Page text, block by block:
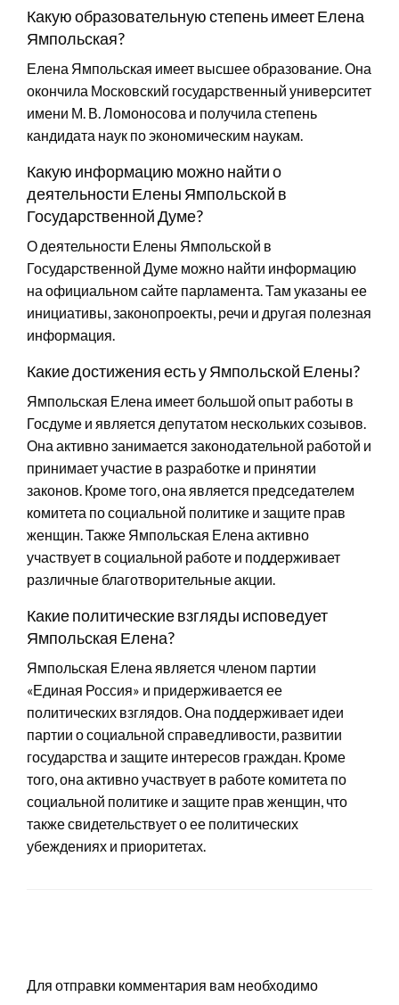
Какую образовательную степень имеет Елена
Ямпольская?
Елена Ямпольская имеет высшее образование. Она
окончила Московский государственный университет
имени М. В. Ломоносова и получила степень
кандидата наук по экономическим наукам.
Какую информацию можно найти о
деятельности Елены Ямпольской в
Государственной Думе?
О деятельности Елены Ямпольской в
Государственной Думе можно найти информацию
на официальном сайте парламента. Там указаны ее
инициативы, законопроекты, речи и другая полезная
информация.
Какие достижения есть у Ямпольской Елены?
Ямпольская Елена имеет большой опыт работы в
Госдуме и является депутатом нескольких созывов.
Она активно занимается законодательной работой и
принимает участие в разработке и принятии
законов. Кроме того, она является председателем
комитета по социальной политике и защите прав
женщин. Также Ямпольская Елена активно
участвует в социальной работе и поддерживает
различные благотворительные акции.
Какие политические взгляды исповедует
Ямпольская Елена?
Ямпольская Елена является членом партии
«Единая Россия» и придерживается ее
политических взглядов. Она поддерживает идеи
партии о социальной справедливости, развитии
государства и защите интересов граждан. Кроме
того, она активно участвует в работе комитета по
социальной политике и защите прав женщин, что
также свидетельствует о ее политических
убеждениях и приоритетах.
Для отправки комментария вам необходимо